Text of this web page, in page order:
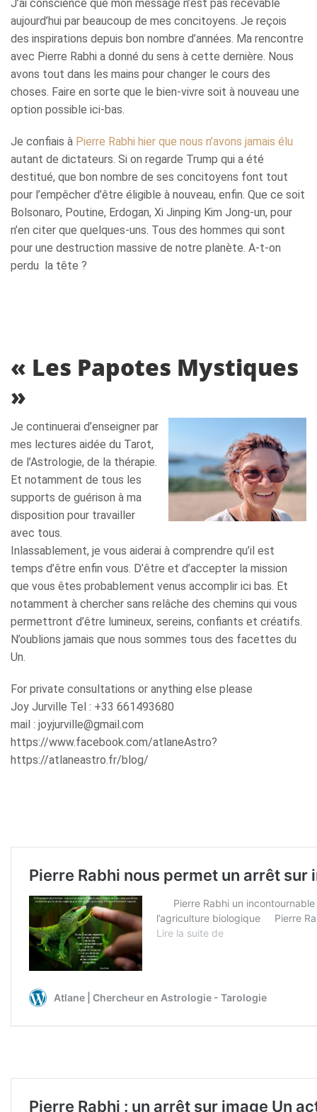
J’ai conscience que mon message n’est pas recevable
aujourd’hui par beaucoup de mes concitoyens. Je reçois
des inspirations depuis bon nombre d’années. Ma rencontre
avec Pierre Rabhi a donné du sens à cette dernière. Nous
avons tout dans les mains pour changer le cours des
choses. Faire en sorte que le bien-vivre soit à nouveau une
option possible ici-bas.
Je confiais à Pierre Rabhi hier que nous n’avons jamais élu
autant de dictateurs. Si on regarde Trump qui a été
destitué, que bon nombre de ses concitoyens font tout
pour l’empêcher d’être éligible à nouveau, enfin. Que ce soit
Bolsonaro, Poutine, Erdogan, Xi Jinping Kim Jong-un, pour
n’en citer que quelques-uns. Tous des hommes qui sont
pour une destruction massive de notre planète. A-t-on
perdu la tête ?
« Les Papotes Mystiques
»
Je continuerai d’enseigner par
mes lectures aidée du Tarot,
de l’Astrologie, de la thérapie.
Et notamment de tous les
supports de guérison à ma
disposition pour travailler
avec tous.
Inlassablement, je vous aiderai à comprendre qu’il est
temps d’être enfin vous. D’être et d’accepter la mission
que vous êtes probablement venus accomplir ici bas. Et
notamment à chercher sans relâche des chemins qui vous
permettront d’être lumineux, sereins, confiants et créatifs.
N’oublions jamais que nous sommes tous des facettes du
Un.
For private consultations or anything else please
Joy Jurville Tel : +33 661493680
mail : joyjurville@gmail.com
https://www.facebook.com/atlaneAstro?
https://atlaneastro.fr/blog/